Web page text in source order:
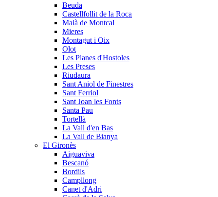
Beuda
Castellfollit de la Roca
Maià de Montcal
Mieres
Montagut i Oix
Olot
Les Planes d'Hostoles
Les Preses
Riudaura
Sant Aniol de Finestres
Sant Ferriol
Sant Joan les Fonts
Santa Pau
Tortellà
La Vall d'en Bas
La Vall de Bianya
El Gironès
Aiguaviva
Bescanó
Bordils
Campllong
Canet d'Adri